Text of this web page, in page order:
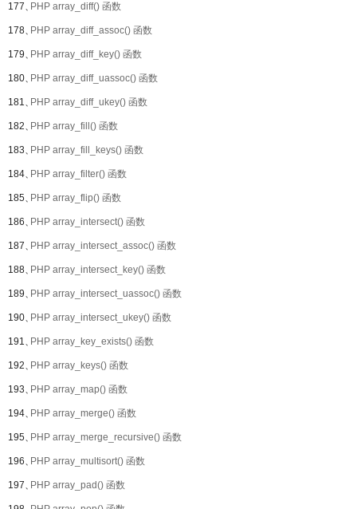
177、PHP array_diff() 函数
178、PHP array_diff_assoc() 函数
179、PHP array_diff_key() 函数
180、PHP array_diff_uassoc() 函数
181、PHP array_diff_ukey() 函数
182、PHP array_fill() 函数
183、PHP array_fill_keys() 函数
184、PHP array_filter() 函数
185、PHP array_flip() 函数
186、PHP array_intersect() 函数
187、PHP array_intersect_assoc() 函数
188、PHP array_intersect_key() 函数
189、PHP array_intersect_uassoc() 函数
190、PHP array_intersect_ukey() 函数
191、PHP array_key_exists() 函数
192、PHP array_keys() 函数
193、PHP array_map() 函数
194、PHP array_merge() 函数
195、PHP array_merge_recursive() 函数
196、PHP array_multisort() 函数
197、PHP array_pad() 函数